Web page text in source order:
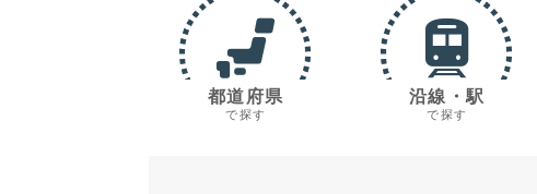
都道府県
で探す
沿線・駅
で探す